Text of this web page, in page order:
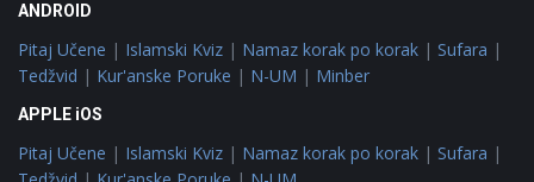
ANDROID
Pitaj Učene | Islamski Kviz | Namaz korak po korak | Sufara |
Tedžvid | Kur'anske Poruke | N-UM | Minber
APPLE iOS
Pitaj Učene | Islamski Kviz | Namaz korak po korak | Sufara |